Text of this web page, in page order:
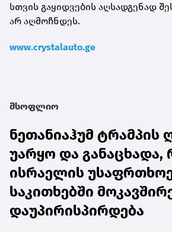
სთვის გაყიდვების აღსადგენად
არ აღმოჩნდეს.
www.crystalauto.ge
მსოფლიო
ნეთანიაჰუმ ტრამპის
უარყო და განაცხადა,
ისრაელის
საკითხებში
დაუპირისპირდება